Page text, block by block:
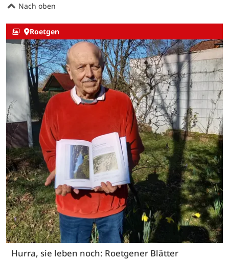
Nach oben
Roetgen
Hurra, sie leben noch: Roetgener Blätter